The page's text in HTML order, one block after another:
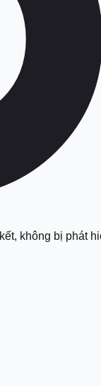
không bị phát